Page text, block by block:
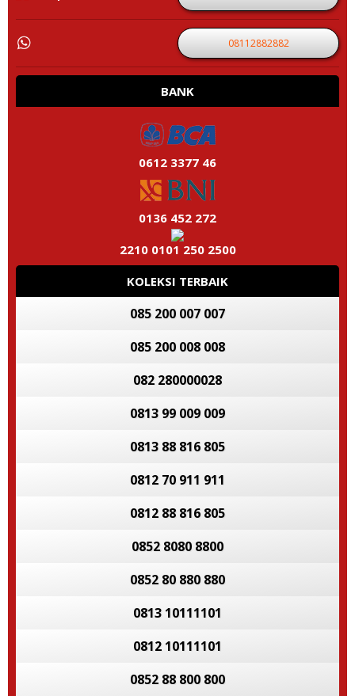
08112882882
BANK
0612 3377 46
0136 452 272
2210 0101 250 2500
KOLEKSI TERBAIK
085 200 007 007
085 200 008 008
082 280000028
0813 99 009 009
0813 88 816 805
0812 70 911 911
0812 88 816 805
0852 8080 8800
0852 80 880 880
0813 10111101
0812 10111101
0852 88 800 800